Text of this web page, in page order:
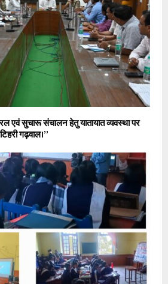
एवं सुचारू संचालन हेतु यातायात व्यवस्था पर
गढ़वाल।”